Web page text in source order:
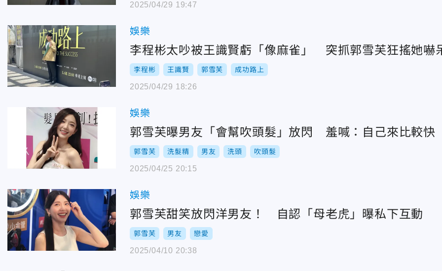
2025/04/29 19:47
娛樂
李程彬太吵被王識賢虧「像麻雀」 突抓郭雪芙狂搖她嚇
李程彬 王識賢 郭雪芙 成功路上
2025/04/29 18:26
娛樂
郭雪芙曝男友「會幫吹頭髮」放閃 羞喊：自己來比較快
郭雪芙 洗髮精 男友 洗頭 吹頭髮
2025/04/25 20:15
娛樂
郭雪芙甜笑放閃洋男友！ 自認「母老虎」曝私下互動
郭雪芙 男友 戀愛
2025/04/10 20:38